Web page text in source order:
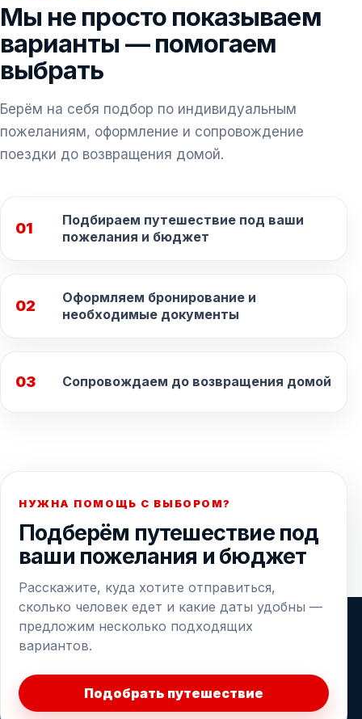
Мы не просто показываем
варианты — помогаем
выбрать
Берём на себя подбор по индивидуальным
пожеланиям, оформление и сопровождение
поездки до возвращения домой.
01
Подбираем путешествие под ваши
пожелания и бюджет
02
Оформляем бронирование и
необходимые документы
03 Сопровождаем до возвращения домой
НУЖНА ПОМОЩЬ С ВЫБОРОМ?
Подберём путешествие под
ваши пожелания и бюджет
Расскажите, куда хотите отправиться,
сколько человек едет и какие даты удобны —
предложим несколько подходящих
вариантов.
Подобрать путешествие